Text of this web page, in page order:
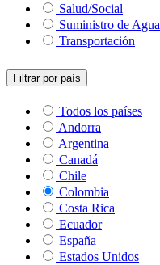
Salud/Social
Suministro de Agua
Transportación
Filtrar por país
Todos los países
Andorra
Argentina
Canadá
Chile
Colombia
Costa Rica
Ecuador
España
Estados Unidos